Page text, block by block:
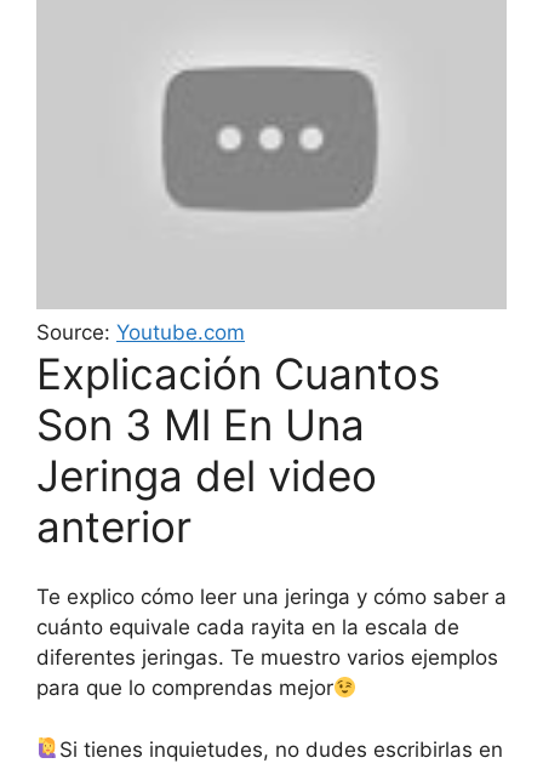
Source: Youtube.com
Explicación Cuantos
Son 3 Ml En Una
Jeringa del video
anterior
Te explico cómo leer una jeringa y cómo saber a
cuánto equivale cada rayita en la escala de
diferentes jeringas. Te muestro varios ejemplos
para que lo comprendas mejor
Si tienes inquietudes, no dudes escribirlas en